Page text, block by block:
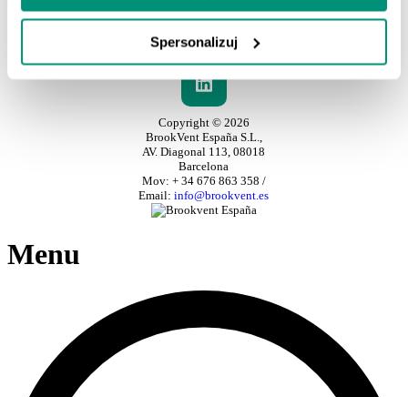
Spersonalizuj
Copyright © 2026
BrookVent España S.L.,
AV. Diagonal 113, 08018
Barcelona
Mov: + 34 676 863 358 /
Email:info@brookvent.es
Menu